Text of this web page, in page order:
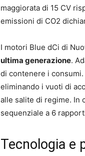
maggiorata di 15 CV
emissioni di CO2
I motori Blue dCi di
ultima generazione.
di contenere i
eliminando i vuoti di
alle salite di regime. In
sequenziale a 6
Tecnologia e